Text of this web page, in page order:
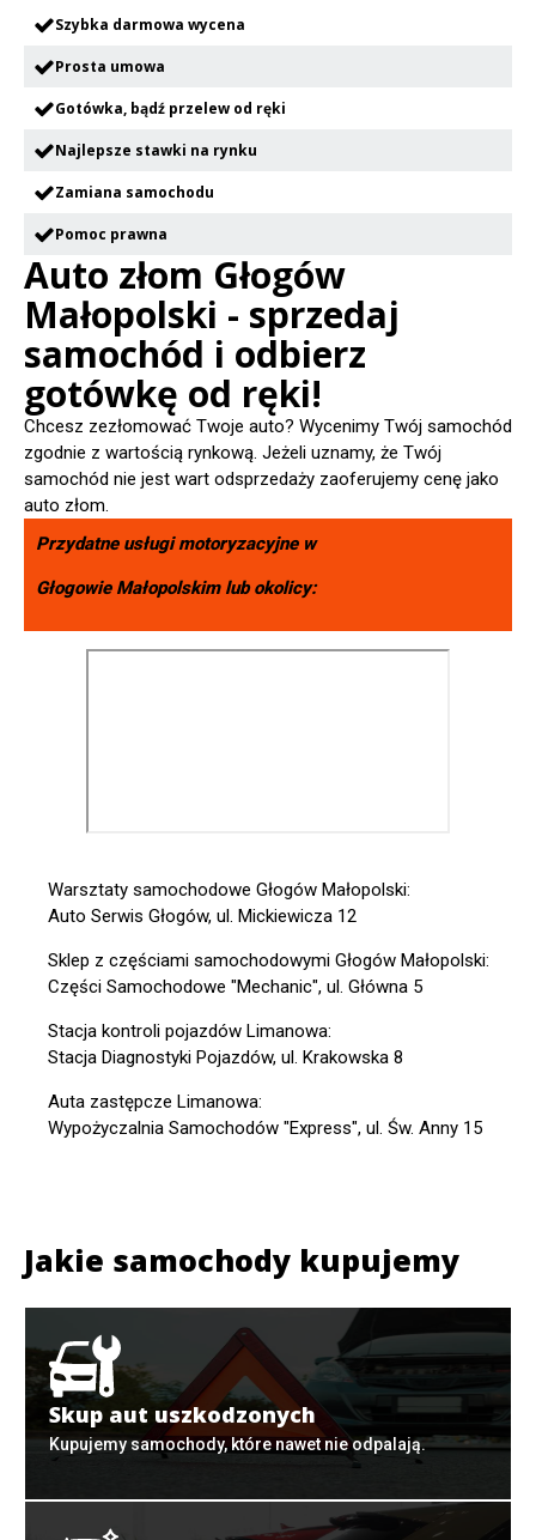
Szybka darmowa wycena
Prosta umowa
Gotówka, bądź przelew od ręki
Najlepsze stawki na rynku
Zamiana samochodu
Pomoc prawna
Auto złom Głogów
Małopolski - sprzedaj
samochód i odbierz
gotówkę od ręki!
Chcesz zezłomować Twoje auto? Wycenimy Twój samochód
zgodnie z wartością rynkową. Jeżeli uznamy, że Twój
samochód nie jest wart odsprzedaży zaoferujemy cenę jako
auto złom.
Przydatne usługi motoryzacyjne w
Głogowie Małopolskimlub okolicy:
Warsztaty samochodowe Głogów Małopolski:
Auto Serwis Głogów, ul. Mickiewicza 12
Sklep z częściami samochodowymi Głogów Małopolski:
Części Samochodowe "Mechanic", ul. Główna 5
Stacja kontroli pojazdów Limanowa:
Stacja Diagnostyki Pojazdów, ul. Krakowska 8
Auta zastępcze Limanowa:
Wypożyczalnia Samochodów "Express", ul. Św. Anny 15
Jakie samochody kupujemy
Skup aut uszkodzonych
Kupujemy samochody, które nawet nie odpalają.